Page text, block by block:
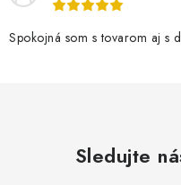
Spokojná som s tovarom aj s
Sledujte